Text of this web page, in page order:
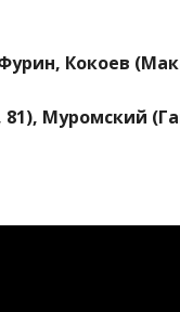
Кокоев
Муромский